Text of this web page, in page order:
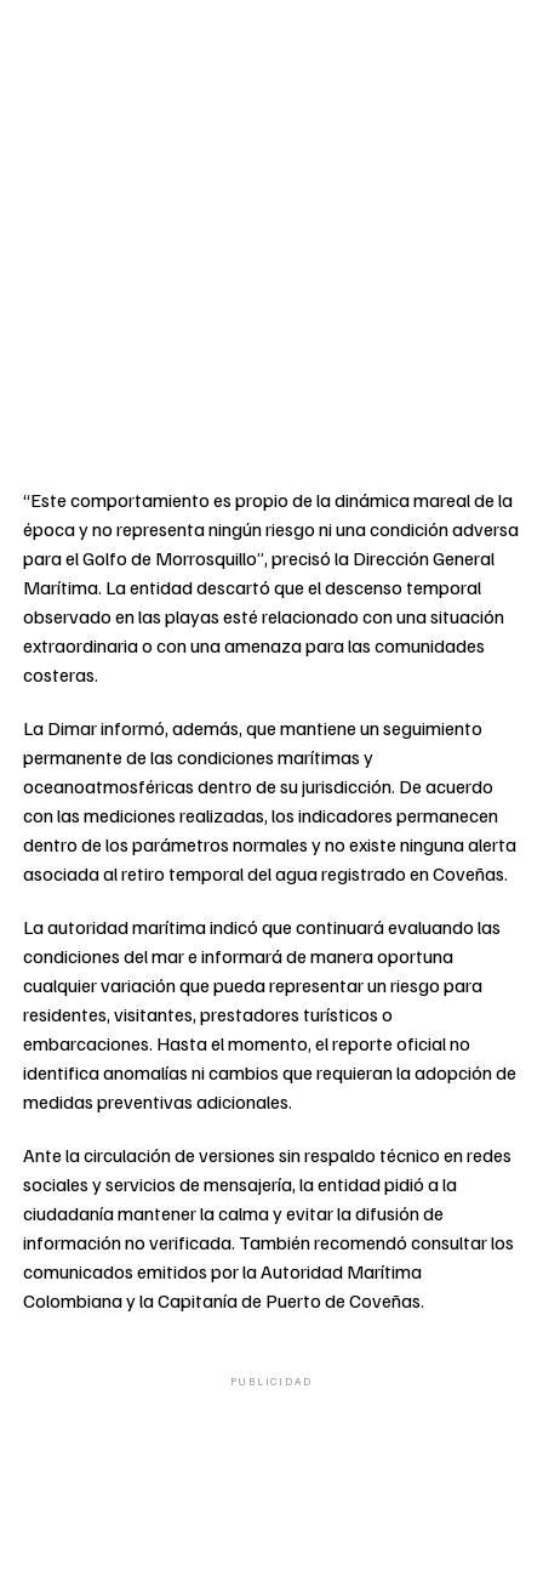
“Este comportamiento es propio de la dinámica mareal de la
época y no representa ningún riesgo ni una condición adversa
para el Golfo de Morrosquillo”, precisó la Dirección General
Marítima. La entidad descartó que el descenso temporal
observado en las playas esté relacionado con una situación
extraordinaria o con una amenaza para las comunidades
costeras.
La Dimar informó, además, que mantiene un seguimiento
permanente de las condiciones marítimas y
oceanoatmosféricas dentro de su jurisdicción. De acuerdo
con las mediciones realizadas, los indicadores permanecen
dentro de los parámetros normales y no existe ninguna alerta
asociada al retiro temporal del agua registrado en Coveñas.
La autoridad marítima indicó que continuará evaluando las
condiciones del mar e informará de manera oportuna
cualquier variación que pueda representar un riesgo para
residentes, visitantes, prestadores turísticos o
embarcaciones. Hasta el momento, el reporte oficial no
identifica anomalías ni cambios que requieran la adopción de
medidas preventivas adicionales.
Ante la circulación de versiones sin respaldo técnico en redes
sociales y servicios de mensajería, la entidad pidió a la
ciudadanía mantener la calma y evitar la difusión de
información no verificada. También recomendó consultar los
comunicados emitidos por la Autoridad Marítima
Colombiana y la Capitanía de Puerto de Coveñas.
PUBLICIDAD